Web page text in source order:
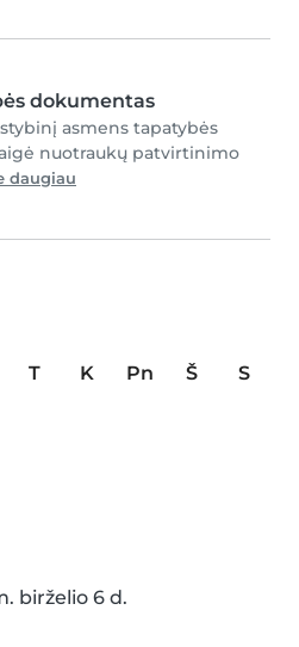
dokumentas
asmens tapatybės
nuotraukų patvirtinimo
daugiau
T K Pn Š
S
birželio 6 d.